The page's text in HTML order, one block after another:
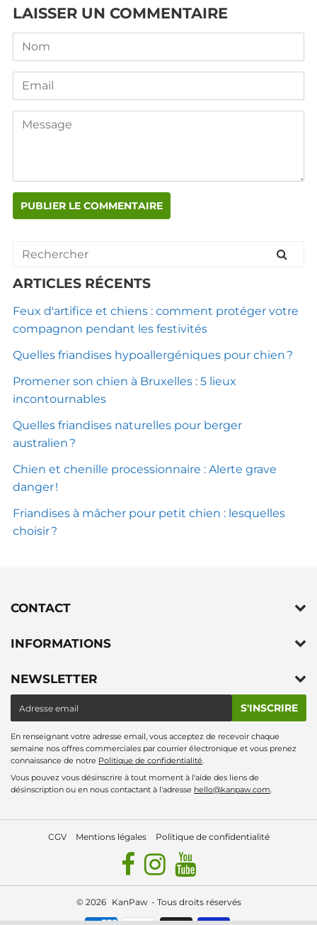
LAISSER UN COMMENTAIRE
Nom
Email
Message
ARTICLES RÉCENTS
Feux d'artifice et chiens : comment protéger votre
compagnon pendant les festivités
Quelles friandises hypoallergéniques pour chien ?
Promener son chien à Bruxelles : 5 lieux
incontournables
Quelles friandises naturelles pour berger
australien ?
Chien et chenille processionnaire : Alerte grave
danger !
Friandises à mâcher pour petit chien : lesquelles
choisir ?
CONTACT
INFORMATIONS
NEWSLETTER
mail
S'INSCRIRE
En renseignant votre adresse email, vous acceptez de recevoir chaque
semaine nos offres commerciales par courrier électronique et vous prenez
connaissance de notre Politique de confidentialité.
Vous pouvez vous désinscrire à tout moment à l'aide des liens de
désinscription ou en nous contactant à l'adresse hello@kanpaw.com.
CGV Mentions légales Politique de confidentialité
© 2026 KanPaw - Tous droits réservés